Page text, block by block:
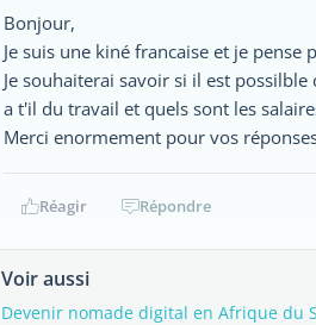
Bonjour,
Je suis une kiné francaise et je
Je souhaiterai savoir si il est
a t'il du travail et quels sont les
Merci enormement pour vos
Réagir Répondre
Voir aussi
Devenir nomade digital en Afrique du